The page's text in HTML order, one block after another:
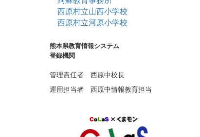
西原村立山西小学校
西原村立河原小学校
熊本県教育情報システム
登録機関
管理責任者 西原中校長
運用担当者 西原中情報教育担当